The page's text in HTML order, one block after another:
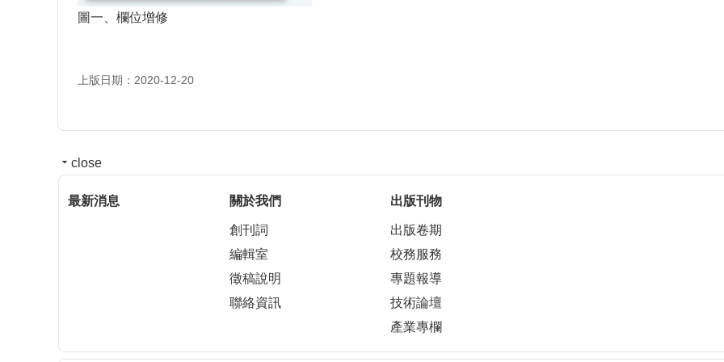
圖一、欄位增修
上版日期：2020-12-20
close
最新消息 關於我們
創刊詞
編輯室
徵稿說明
聯絡資訊
出版刊物
出版卷期
校務服務
專題報導
技術論壇
產業專欄